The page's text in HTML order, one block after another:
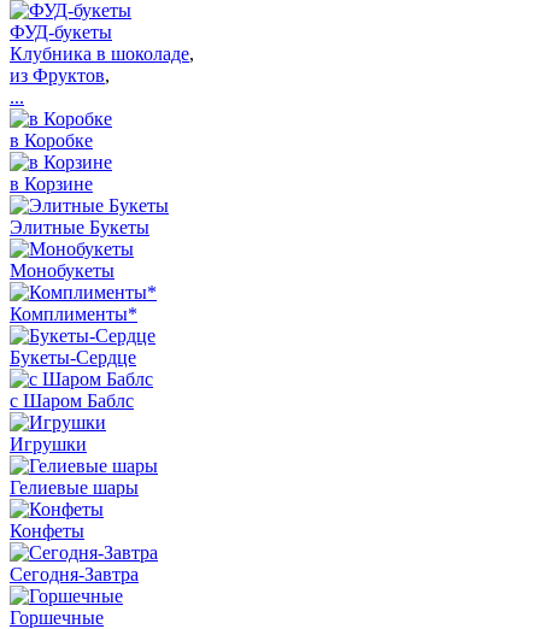
ФУД-букеты
Клубника в шоколаде,
из Фруктов,
...
в Коробке
в Корзине
Элитные Букеты
Монобукеты
Комплименты*
Букеты-Сердце
с Шаром Баблс
Игрушки
Гелиевые шары
Конфеты
Сегодня-Завтра
Горшечные